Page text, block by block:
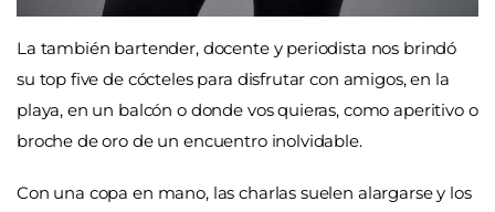
La también bartender, docente y periodista nos brindó
su top five de cócteles para disfrutar con amigos, en la
playa, en un balcón o donde vos quieras, como aperitivo o
broche de oro de un encuentro inolvidable.
Con una copa en mano, las charlas suelen alargarse y los